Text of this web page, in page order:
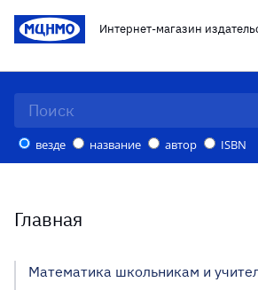
Интернет-магазин
везде название автор ISBN
Главная
Математика школьникам и